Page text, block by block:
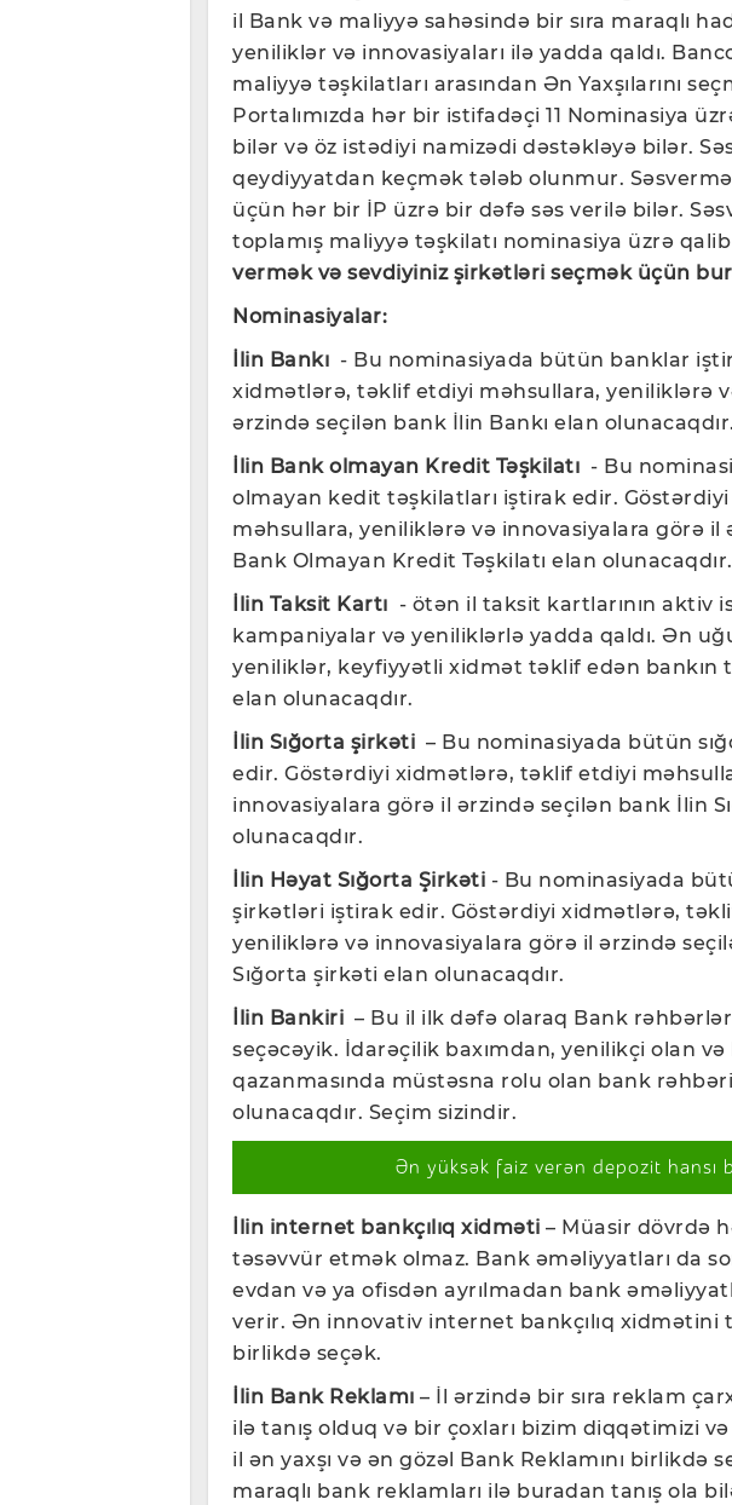
il Bank və maliyyə sahəsində bir sıra maraqlı
yeniliklər və innovasiyaları ilə yadda qaldı.
maliyyə təşkilatları arasından Ən Yaxşılarını
Portalımızda hər bir istifadəçi 11 Nominasiya
bilər və öz istədiyi namizədi dəstəkləyə bilər.
qeydiyyatdan keçmək tələb olunmur.
üçün hər bir İP üzrə bir dəfə səs verilə bilər.
toplamış maliyyə təşkilatı nominasiya üzrə
vermək və sevdiyiniz şirkətləri seçmək üçün
Nominasiyalar:
İlin Bankı - Bu nominasiyada bütün banklar
xidmətlərə, təklif etdiyi məhsullara, yeniliklərə
ərzində seçilən bank İlin Bankı elan olunacaqdır.
İlin Bank olmayan Kredit Təşkilatı - Bu
olmayan kedit təşkilatları iştirak edir.
məhsullara, yeniliklərə və innovasiyalara görə il
Bank Olmayan Kredit Təşkilatı elan olunacaqdır.
İlin Taksit Kartı - ötən il taksit kartlarının aktiv
kampaniyalar və yeniliklərlə yadda qaldı. Ən
yeniliklər, keyfiyyətli xidmət təklif edən bankın
elan olunacaqdır.
İlin Sığorta şirkəti – Bu nominasiyada bütün
edir. Göstərdiyi xidmətlərə, təklif etdiyi
innovasiyalara görə il ərzində seçilən bank İlin
olunacaqdır.
İlin Həyat Sığorta Şirkəti - Bu nominasiyada
şirkətləri iştirak edir. Göstərdiyi xidmətlərə,
yeniliklərə və innovasiyalara görə il ərzində
Sığorta şirkəti elan olunacaqdır.
İlin Bankiri – Bu il ilk dəfə olaraq Bank
seçəcəyik. İdarəçilik baxımdan, yenilikçi olan
qazanmasında müstəsna rolu olan bank
olunacaqdır. Seçim sizindir.
Ən yüksək faiz verən depozit hansı
İlin internet bankçılıq xidməti – Müasir dövrdə
təsəvvür etmək olmaz. Bank əməliyyatları da
evdan və ya ofisdən ayrılmadan bank
verir. Ən innovativ internet bankçılıq xidmətini
birlikdə seçək.
İlin Bank Reklamı – İl ərzində bir sıra reklam
ilə tanış olduq və bir çoxları bizim diqqətimizi və
il ən yaxşı və ən gözəl Bank Reklamını birlikdə
maraqlı bank reklamları ilə buradan tanış ola